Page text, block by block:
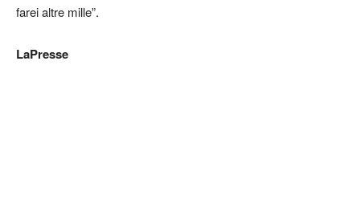
farei altre mille”.
LaPresse